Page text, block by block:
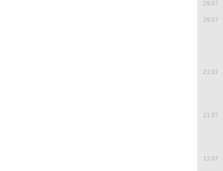
29.07
29.07
21.07
21.07
13.07